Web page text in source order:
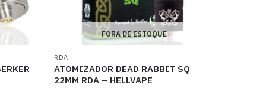
FORA DE ESTOQUE
RDA
ATOMIZADOR DEAD RABBIT SQ
22MM RDA – HELLVAPE